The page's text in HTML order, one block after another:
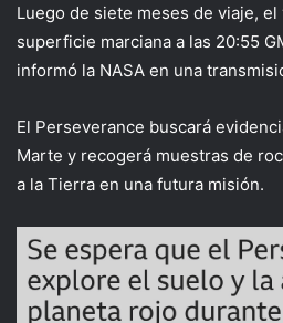
Luego de siete meses de viaje,
superficie marciana a las 20:55
informó la NASA en una
El Perseverance buscará
Marte y recogerá muestras de
a la Tierra en una futura misión.